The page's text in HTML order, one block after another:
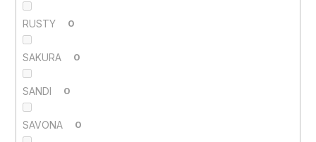
RUSTY 0
SAKURA 0
SANDI 0
SAVONA 0